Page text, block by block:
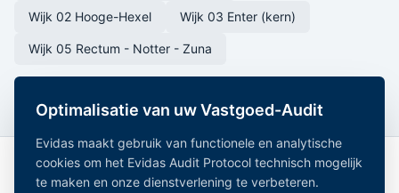
Wijk 02 Hooge-Hexel Wijk 03 Enter (kern)
Wijk 05 Rectum - Notter - Zuna
Optimalisatie van uw Vastgoed-Audit
Evidas maakt gebruik van functionele en analytische
cookies om het Evidas Audit Protocol technisch mogelijk
te maken en onze dienstverlening te verbeteren.